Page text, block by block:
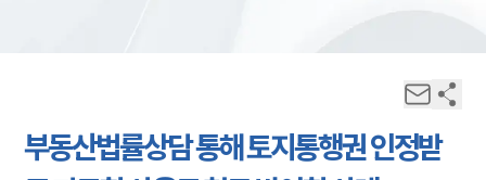
부동산법률상담 통해 토지통행권 인정받